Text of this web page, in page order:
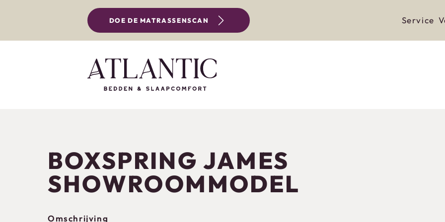
DOE DE MATRASSENSCAN Service
BOXSPRING JAMES
SHOWROOMMODEL
Omschrijving